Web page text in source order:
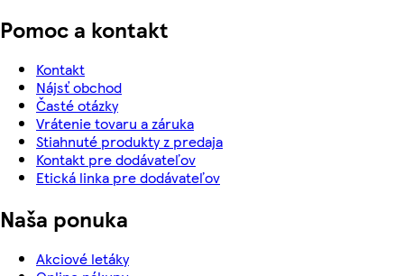
Pomoc a kontakt
Kontakt
Nájsť obchod
Časté otázky
Vrátenie tovaru a záruka
Stiahnuté produkty z predaja
Kontakt pre dodávateľov
Etická linka pre dodávateľov
Naša ponuka
Akciové letáky